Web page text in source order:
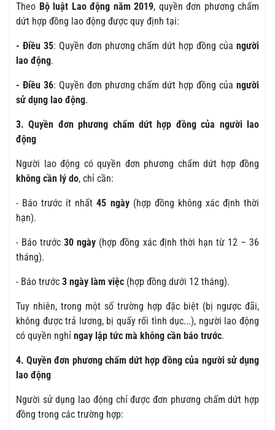
Theo Bộ luật Lao động năm 2019, quyền đơn phương chấm
dứt hợp đồng lao động được quy định tại:
- Điều 35: Quyền đơn phương chấm dứt hợp đồng củangười
lao động.
- Điều 36: Quyền đơn phương chấm dứt hợp đồng củangười
sử dụng lao động.
3. Quyền đơn phương chấm dứt hợp đồng của người lao
động
Người lao động có quyền đơn phương chấm dứt hợp đồng
không cần lý do, chỉ cần:
- Báo trước ít nhất45 ngày(hợp đồng không xác định thời
hạn).
- Báo trước30 ngày (hợp đồng xác định thời hạn từ 12 – 36
tháng).
- Báo trước 3 ngày làm việc (hợp đồng dưới 12 tháng).
Tuy nhiên, trong một số trường hợp đặc biệt (bị ngược đãi,
không được trả lương, bị quấy rối tình dục...), người lao động
có quyền nghỉ ngay lập tức mà không cần báo trước.
4. Quyền đơn phương chấm dứt hợp đồng của người sử dụng
lao động
Người sử dụng lao động chỉ được đơn phương chấm dứt hợp
đồng trong các trường hợp: